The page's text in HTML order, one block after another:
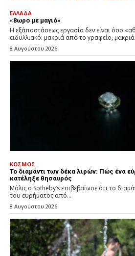
ΕΛΛΑΔΑ
«8ωρο με μαγιό»
Η εξ΄αποστάσεως εργασία δεν είναι όσο
ειδυλλιακό: μακριά από το γραφείο,
8 Αυγούστου 2026
ΚΟΣΜΟΣ
Το διαμάντι των δέκα λιρών: Πώς ένα
κατέληξε θησαυρός
Μόλις ο Sotheby’s επιβεβαίωσε ότι το
του ευρήματος από...
8 Αυγούστου 2026